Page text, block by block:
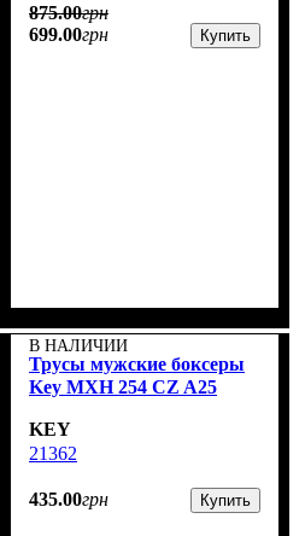
875.00грн
699.00грн Купить
В НАЛИЧИИ
Трусы мужские боксеры
Key MXH 254 CZ A25
KEY
21362
435.00грн Купить